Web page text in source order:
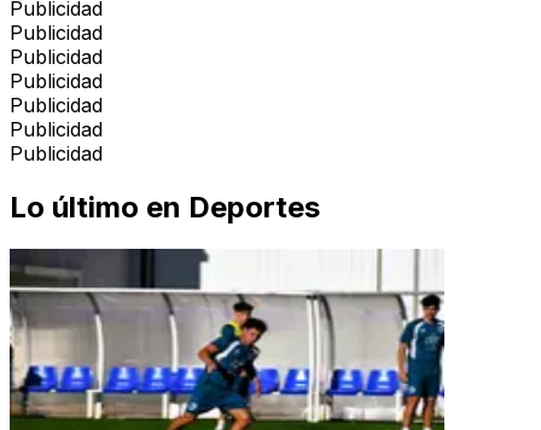
Publicidad
Publicidad
Publicidad
Publicidad
Publicidad
Publicidad
Publicidad
Lo último en Deportes